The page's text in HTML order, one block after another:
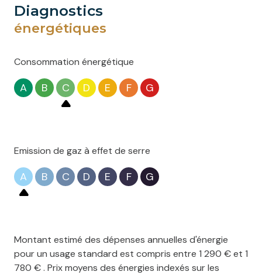
diagnostics
énergétiques
Consommation énergétique
A B C D E F G
Emission de gaz à effet de serre
A B C D E F G
Montant estimé des dépenses annuelles d'énergie
pour un usage standard est compris entre 1 290 € et 1
780 € . Prix moyens des énergies indexés sur les